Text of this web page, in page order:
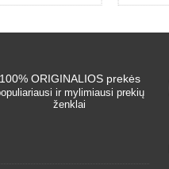
100% ORIGINALIOS prekės
ir mylimiausi prekių
ženklai